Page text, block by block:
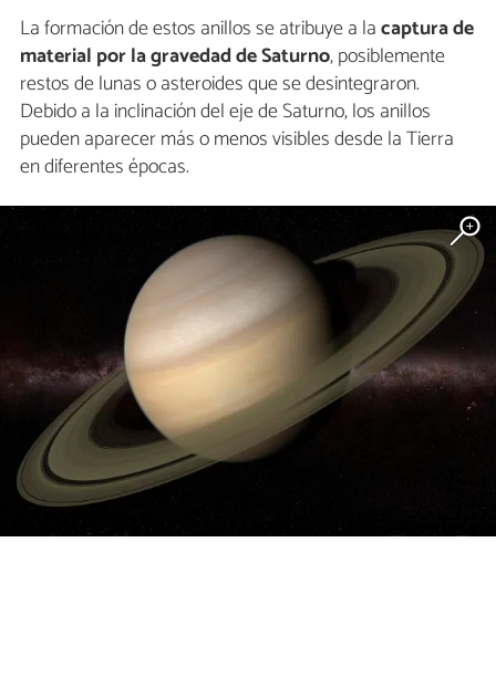
La formación de estos anillos se atribuye a lacaptura de
material por la gravedad de Saturno, posiblemente
restos de lunas o asteroides que se desintegraron.
Debido a la inclinación del eje de Saturno, los anillos
pueden aparecer más o menos visibles desde la Tierra
en diferentes épocas.